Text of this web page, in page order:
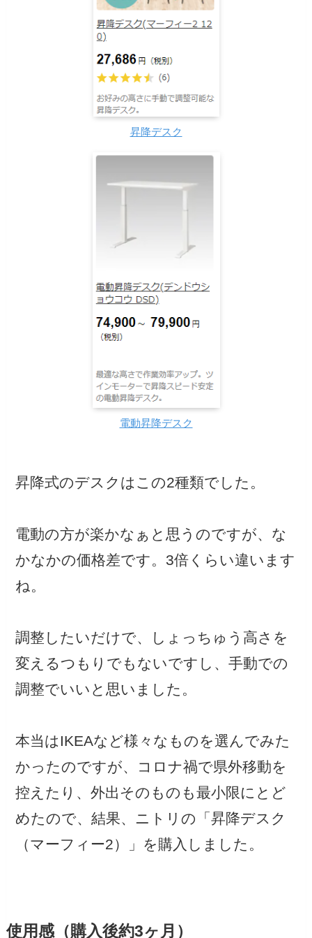
昇降デスク
電動昇降デスク
昇降式のデスクはこの2種類でした。
電動の方が楽かなぁと思うのですが、な
かなかの価格差です。3倍くらい違います
ね。
調整したいだけで、しょっちゅう高さを
変えるつもりでもないですし、手動での
調整でいいと思いました。
本当はIKEAなど様々なものを選んでみた
かったのですが、コロナ禍で県外移動を
控えたり、外出そのものも最小限にとど
めたので、結果、ニトリの「昇降デスク
（マーフィー2）」を購入しました。
使用感（購入後約3ヶ月）